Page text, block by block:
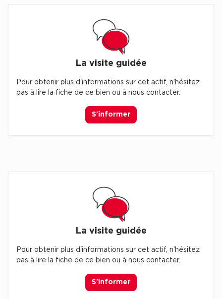
Achat d'Entrepôts / Activités à Dijon
Collections d'Entrepôts / Activités
Entrepôts et Locaux d'activités indépendants
Entrepôts et Locaux d'activités avec quai de
Entrepôts et Locaux d'activités - Programmes neufs
Location de plateformes Logistique à Marseille
Location de plateformes Logistique à Le Havre
Achat de plateformes Logistique
Achat de plateformes Logistique en Bretagne
Achat de plateformes Logistique à Marseille
La visite guidée
Pour obtenir plus d'informations sur cet actif, n'hésitez
pas à lire la fiche de ce bien ou à nous contacter.
S'informer
La visite guidée
Pour obtenir plus d'informations sur cet actif, n'hésitez
pas à lire la fiche de ce bien ou à nous contacter.
S'informer